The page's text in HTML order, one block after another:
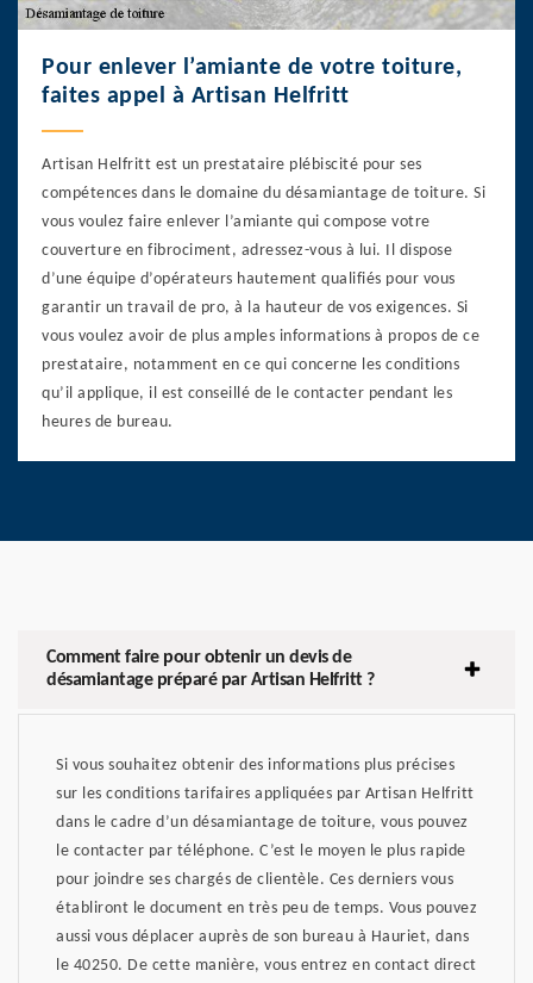
Pour enlever l’amiante de votre toiture,
faites appel à Artisan Helfritt
Artisan Helfritt est un prestataire plébiscité pour ses
compétences dans le domaine du désamiantage de toiture. Si
vous voulez faire enlever l’amiante qui compose votre
couverture en fibrociment, adressez-vous à lui. Il dispose
d’une équipe d’opérateurs hautement qualifiés pour vous
garantir un travail de pro, à la hauteur de vos exigences. Si
vous voulez avoir de plus amples informations à propos de ce
prestataire, notamment en ce qui concerne les conditions
qu’il applique, il est conseillé de le contacter pendant les
heures de bureau.
Comment faire pour obtenir un devis de
désamiantage préparé par Artisan Helfritt ?
Si vous souhaitez obtenir des informations plus précises
sur les conditions tarifaires appliquées par Artisan Helfritt
dans le cadre d’un désamiantage de toiture, vous pouvez
le contacter par téléphone. C’est le moyen le plus rapide
pour joindre ses chargés de clientèle. Ces derniers vous
établiront le document en très peu de temps. Vous pouvez
aussi vous déplacer auprès de son bureau à Hauriet, dans
le 40250. De cette manière, vous entrez en contact direct